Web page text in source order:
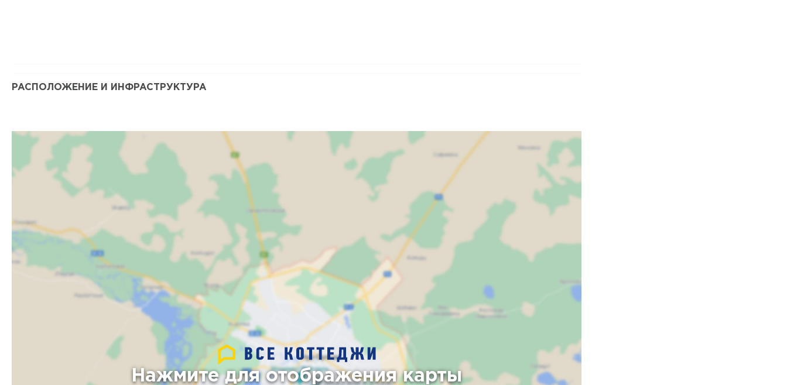
РАСПОЛОЖЕНИЕ И ИНФРАСТРУКТУРА
Нажмите для отображения карты